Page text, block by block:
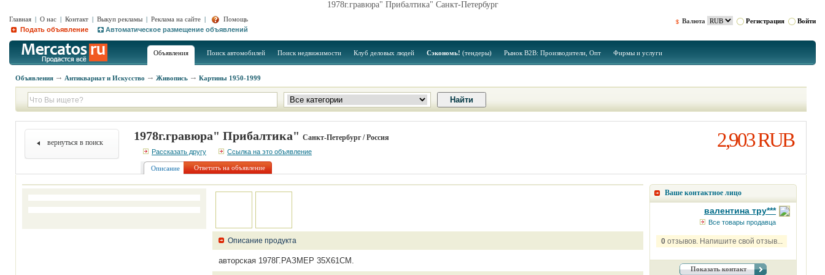
1978г.гравюра" Прибалтика" Санкт-Петербург
Главная | О нас | Контакт | Выкуп рекламы | Реклама на сайте |
Помощь
Подать объявление
Автоматическое размещение объявлений
Валюта Регистрация Войти
Объявления Поиск автомобилей Поиск недвижимости Клуб деловых людей Сэкономь! (тендеры) Рынок B2B: Производители, Опт Фирмы и услуги
Объявления Антиквариат и Искусство Живопись Картины 1950-1999
вернуться в поиск 1978г.гравюра" Прибалтика" Санкт-Петербург / Россия
Рассказать другу Ссылка на это объявление
2,903 RUB
Описание Ответить на объявление
Описание продукта
авторская 1978Г.РАЗМЕР 35Х61СМ.
Ваше контактное лицо
валентина тру***
Все товары продавца
0отзывов. Напишите свой отзыв...
Показать контакт